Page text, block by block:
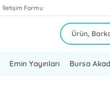
İletişim Formu
Emin Yayınları Bursa